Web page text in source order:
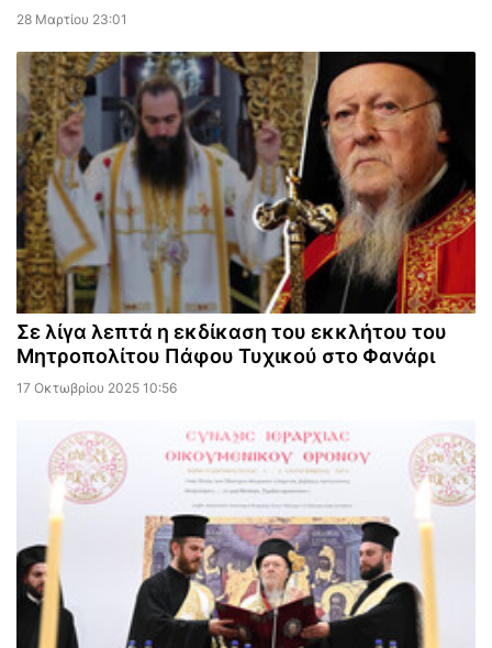
28 Μαρτίου 23:01
Σε λίγα λεπτά η εκδίκαση του εκκλήτου του
Μητροπολίτου Πάφου Τυχικού στο Φανάρι
17 Οκτωβρίου 2025 10:56